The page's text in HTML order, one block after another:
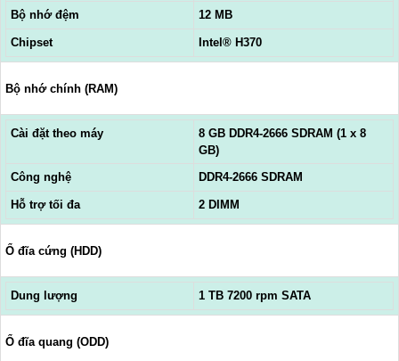
Bộ nhớ đệm 12 MB
Chipset Intel® H370
Bộ nhớ chính (RAM)
Cài đặt theo máy
8 GB DDR4-2666 SDRAM (1 x 8
GB)
Công nghệ
DDR4-2666 SDRAM
Hỗ trợ tối đa 2 DIMM
Ổ đĩa cứng (HDD)
Dung lượng 1 TB 7200 rpm SATA
Ổ đĩa quang (ODD)